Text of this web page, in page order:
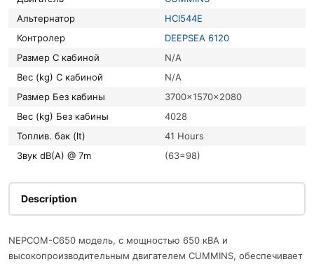
Альтернатор
HCI544E
Контролер
DEEPSEA 6120
Размер С кабиной
N/A
Вес (kg) С кабиной
N/A
Размер Без кабины
3700x1570x2080
Вес (kg) Без кабины
4028
Топлив. бак (lt)
41 Hours
Звук dB(A) @ 7m
(63=98)
Description
NEPCOM-C650 модель, с мощностью 650 кВА и
высокопроизводительным двигателем CUMMINS, обеспечивает